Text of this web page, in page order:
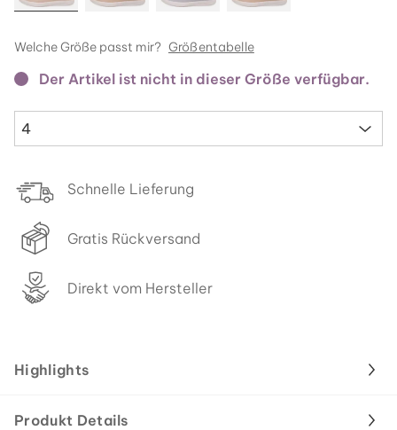
Welche Größe passt mir? Größentabelle
Der Artikel ist nicht in dieser Größe verfügbar.
4
Schnelle Lieferung
Gratis Rückversand
Direkt vom Hersteller
Highlights
Produkt Details